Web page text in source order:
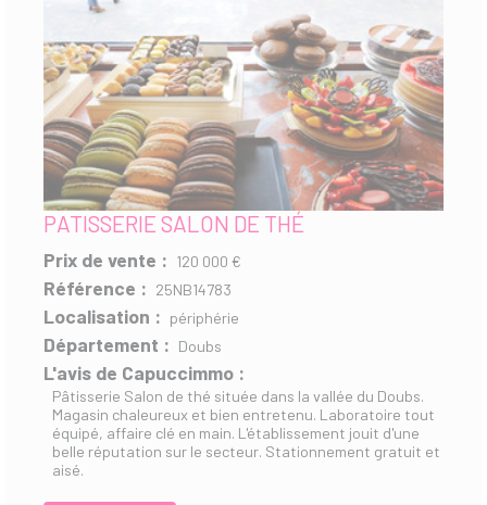
PATISSERIE SALON DE THÉ
Prix de vente : 120 000 €
Référence : 25NB14783
Localisation : périphérie
Département : Doubs
L'avis de Capuccimmo :
Pâtisserie Salon de thé située dans la vallée du Doubs.
Magasin chaleureux et bien entretenu. Laboratoire tout
équipé, affaire clé en main. L'établissement jouit d'une
belle réputation sur le secteur. Stationnement gratuit et
aisé.